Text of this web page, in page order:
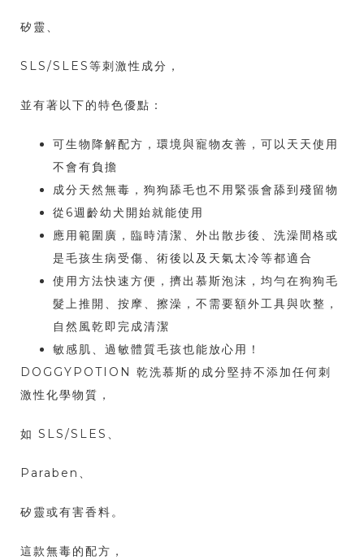
矽靈、
SLS/SLES等刺激性成分，
並有著以下的特色優點：
可生物降解配方，環境與寵物友善，可以天天使用
不會有負擔
成分天然無毒，狗狗舔毛也不用緊張會舔到殘留物
從6週齡幼犬開始就能使用
應用範圍廣，臨時清潔、外出散步後、洗澡間格或
是毛孩生病受傷、術後以及天氣太冷等都適合
使用方法快速方便，擠出慕斯泡沫，均勻在狗狗毛
髮上推開、按摩、擦澡，不需要額外工具與吹整，
自然風乾即完成清潔
敏感肌、過敏體質毛孩也能放心用！
DOGGYPOTION 乾洗慕斯的成分堅持不添加任何刺
激性化學物質，
如 SLS/SLES、
Paraben、
矽靈或有害香料。
這款無毒的配方，